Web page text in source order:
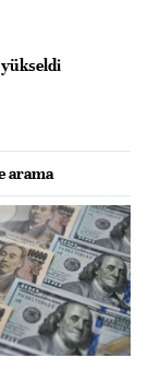
arama